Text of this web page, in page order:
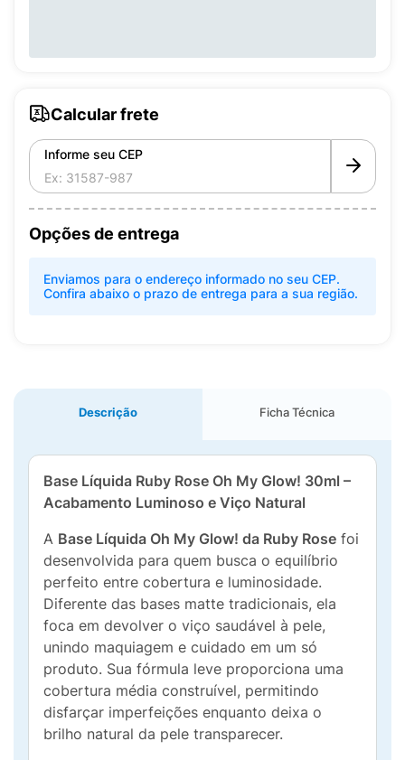
Calcular frete
Informe seu CEP
Opções de entrega
Enviamos para o endereço informado no seu CEP.
Confira abaixo o prazo de entrega para a sua região.
Descrição Ficha Técnica
Base Líquida Ruby Rose Oh My Glow! 30ml –
Acabamento Luminoso e Viço Natural
A Base Líquida Oh My Glow! da Ruby Rose foi
desenvolvida para quem busca o equilíbrio
perfeito entre cobertura e luminosidade.
Diferente das bases matte tradicionais, ela
foca em devolver o viço saudável à pele,
unindo maquiagem e cuidado em um só
produto. Sua fórmula leve proporciona uma
cobertura média construível, permitindo
disfarçar imperfeições enquanto deixa o
brilho natural da pele transparecer.